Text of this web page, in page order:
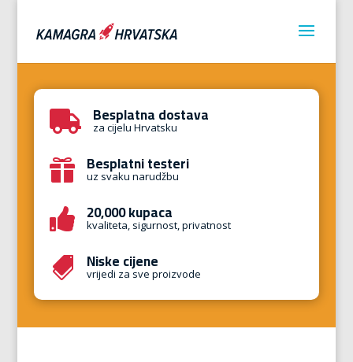
 Besplatna dostava
za cijelu Hrvatsku
 Besplatni testeri
uz svaku narudžbu
 20,000 kupaca
kvaliteta, sigurnost, privatnost
 Niske cijene
vrijedi za sve proizvode